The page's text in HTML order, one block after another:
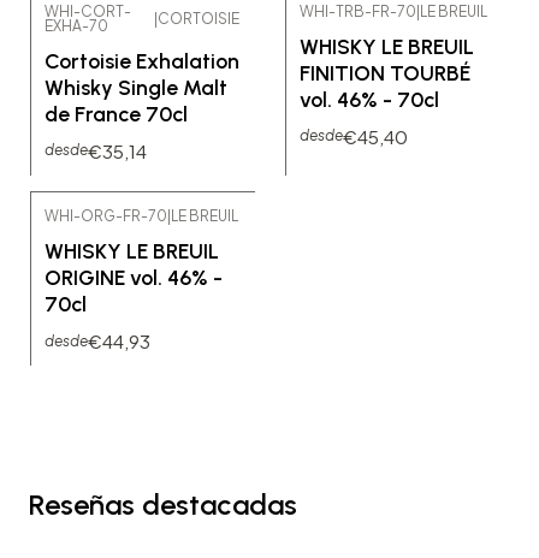
WHI-CORT-
EXHA-70
|CORTOISIE
Cortoisie Exhalation
Whisky Single Malt
de France 70cl
desde€35,14
WHI-TRB-FR-70|LE BREUIL
WHISKY LE BREUIL
FINITION TOURBÉ
vol. 46% - 70cl
desde€45,40
WHI-ORG-FR-70 LE BREUIL
WHISKY LE BREUIL
ORIGINE vol. 46% -
70cl
desde€44,93
Reseñas destacadas